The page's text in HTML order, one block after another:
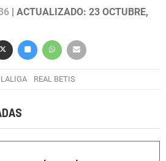
| ACTUALIZADO: 23 OCTUBRE,
LALIGA REAL BETIS